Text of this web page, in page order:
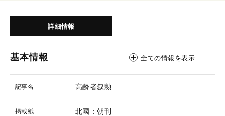
詳細情報
基本情報 全ての情報を表示
記事名 高齢者叙勲
掲載紙 北國：朝刊